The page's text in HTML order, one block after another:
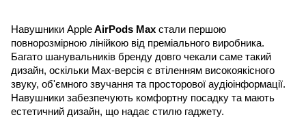
Навушники Apple AirPods Max стали першою
повнорозмірною лінійкою від преміального виробника.
Багато шанувальників бренду довго чекали саме такий
дизайн, оскільки Max-версія є втіленням високоякісного
звуку, об'ємного звучання та просторової аудіоінформації.
Навушники забезпечують комфортну посадку та мають
естетичний дизайн, що надає стилю гаджету.